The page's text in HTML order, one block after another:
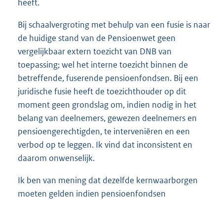
heeft.
Bij schaalvergroting met behulp van een fusie is naar
de huidige stand van de Pensioenwet geen
vergelijkbaar extern toezicht van DNB van
toepassing; wel het interne toezicht binnen de
betreffende, fuserende pensioenfondsen. Bij een
juridische fusie heeft de toezichthouder op dit
moment geen grondslag om, indien nodig in het
belang van deelnemers, gewezen deelnemers en
pensioengerechtigden, te interveniëren en een
verbod op te leggen. Ik vind dat inconsistent en
daarom onwenselijk.
Ik ben van mening dat dezelfde kernwaarborgen
moeten gelden indien pensioenfondsen